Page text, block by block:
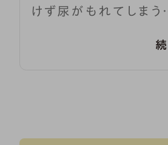
けず尿がもれてしま
は骨盤底筋の筋力低